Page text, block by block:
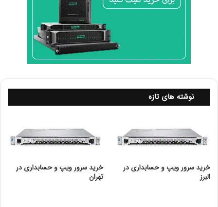
نوشته های تازه
خرید سرور ویپ و حسابداری در
البرز
خرید سرور ویپ و حسابداری در
تهران